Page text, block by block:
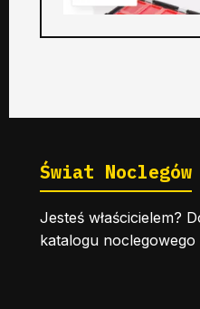
Świat Noclegów
Jesteś właścicielem?
katalogu noclegowego